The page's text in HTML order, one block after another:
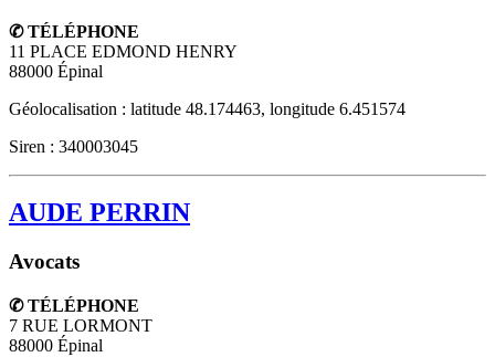
✆ TÉLÉPHONE
11 PLACE EDMOND HENRY
88000 Épinal
Géolocalisation : latitude 48.174463, longitude 6.451574
Siren : 340003045
AUDE PERRIN
Avocats
✆ TÉLÉPHONE
7 RUE LORMONT
88000 Épinal